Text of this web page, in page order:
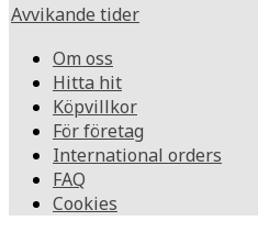
Avvikande tider
Om oss
Hitta hit
Köpvillkor
För företag
International orders
FAQ
Cookies